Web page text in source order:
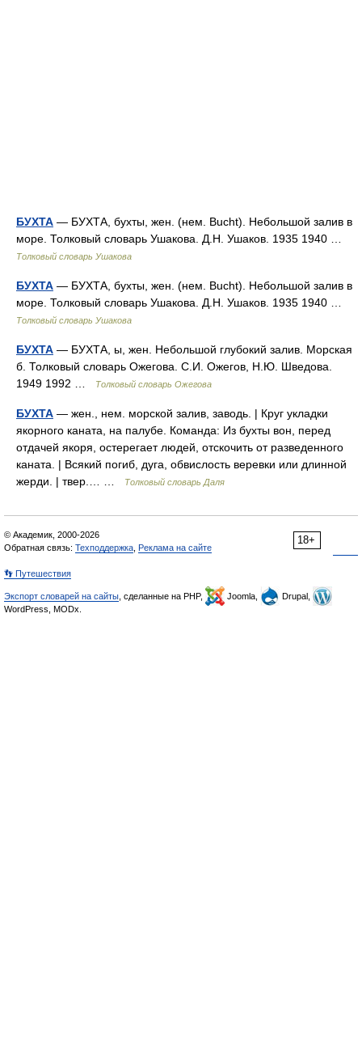
БУХТА — БУХТА, бухты, жен. (нем. Bucht). Небольшой залив в
море. Толковый словарь Ушакова. Д.Н. Ушаков. 1935 1940 …
Толковый словарь Ушакова
БУХТА — БУХТА, бухты, жен. (нем. Bucht). Небольшой залив в
море. Толковый словарь Ушакова. Д.Н. Ушаков. 1935 1940 …
Толковый словарь Ушакова
БУХТА — БУХТА, ы, жен. Небольшой глубокий залив. Морская
б. Толковый словарь Ожегова. С.И. Ожегов, Н.Ю. Шведова.
1949 1992 …
Толковый словарь Ожегова
БУХТА — жен., нем. морской залив, заводь. | Круг укладки
якорного каната, на палубе. Команда: Из бухты вон, перед
отдачей якоря, остерегает людей, отскочить от разведенного
каната. | Всякий погиб, дуга, обвислость веревки или длинной
жерди. | твер.… …
Толковый словарь Даля
18+
© Академик, 2000-2026
Обратная связь: Техподдержка Реклама на сайте
👣 Путешествия
Экспорт словарей на сайты , сделанные на PHP, Joomla,
Drupal,
WordPress, MODx.